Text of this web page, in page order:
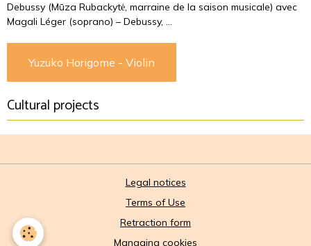
Debussy (Mūza Rubackytė, marraine de la saison musicale) avec
Magali Léger (soprano) – Debussy, ...
Yuzuko Horigome - Violin
Cultural projects
Legal notices
Terms of Use
Retraction form
Managing cookies